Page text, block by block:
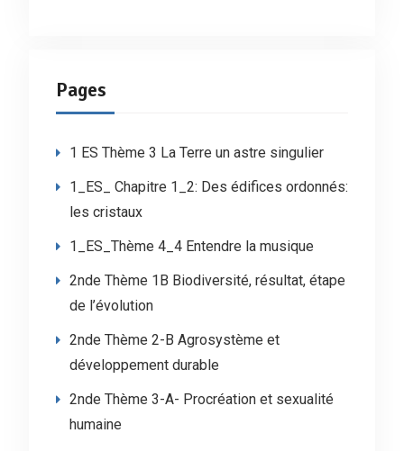
Pages
1 ES Thème 3 La Terre un astre singulier
1_ES_ Chapitre 1_2: Des édifices ordonnés:
les cristaux
1_ES_Thème 4_4 Entendre la musique
2nde Thème 1B Biodiversité, résultat, étape
de l’évolution
2nde Thème 2-B Agrosystème et
développement durable
2nde Thème 3-A- Procréation et sexualité
humaine